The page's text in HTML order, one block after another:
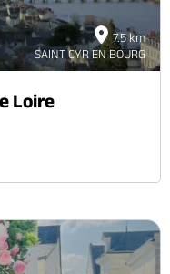
7.5 km
SAINT CYR EN BOURG
Loire